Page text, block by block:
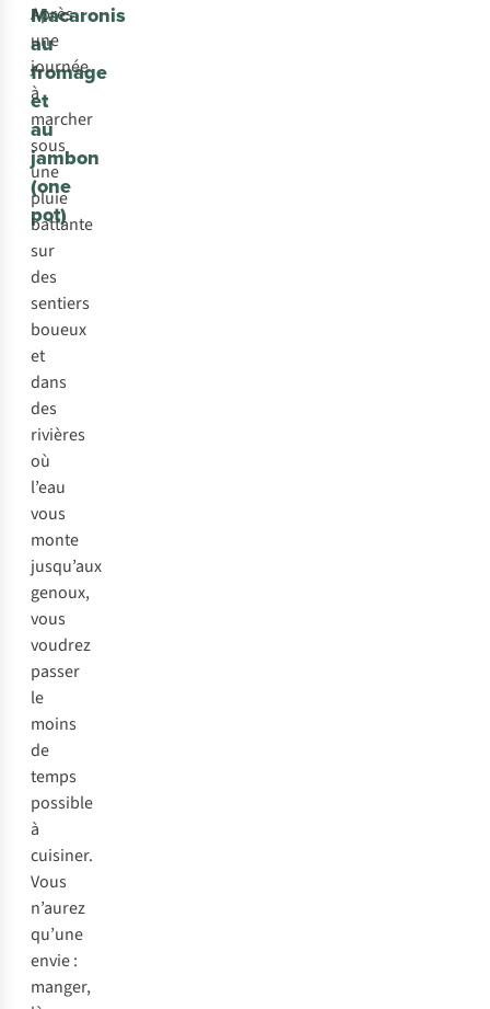
Macaronis
au
fromage
et
au
jambon
(one
pot)
Après
une
journée
à
marcher
sous
une
pluie
battante
sur
des
sentiers
boueux
et
dans
des
rivières
où
l’eau
vous
monte
jusqu’aux
genoux,
vous
voudrez
passer
le
moins
de
temps
possible
à
cuisiner.
Vous
n’aurez
qu’une
envie :
manger,